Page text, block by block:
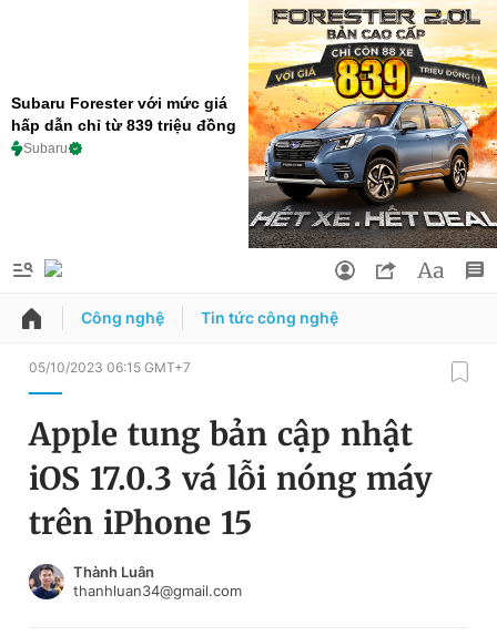
Subaru Forester với mức giá
hấp dẫn chỉ từ 839 triệu đồng
Subaru
QUẢNG CÁO ĐẶT BÁO
Chuyên mục
Chuyên mục khác
Chào ngày mới
Đổi mật khẩu
Tin đã lưu
Công nghệ Tin tức công nghệ
05/10/2023 06:15 GMT+7
Apple tung bản cập nhật
iOS 17.0.3 vá lỗi nóng máy
trên iPhone 15
Thành Luân
thanhluan34@gmail.com